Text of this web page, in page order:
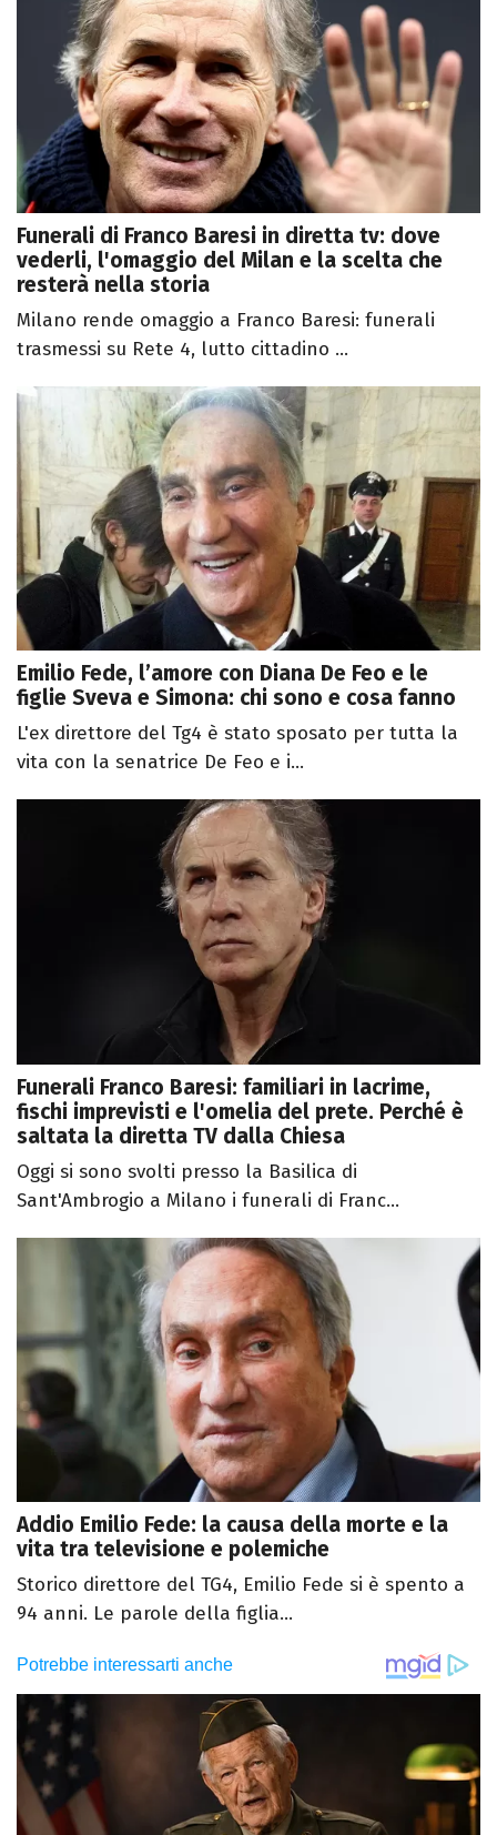
Funerali di Franco Baresi in diretta tv: dove
vederli, l'omaggio del Milan e la scelta che
resterà nella storia
Milano rende omaggio a Franco Baresi: funerali
trasmessi su Rete 4, lutto cittadino ...
Emilio Fede, l’amore con Diana De Feo e le
figlie Sveva e Simona: chi sono e cosa fanno
L'ex direttore del Tg4 è stato sposato per tutta la
vita con la senatrice De Feo e i...
Funerali Franco Baresi: familiari in lacrime,
fischi imprevisti e l'omelia del prete. Perché è
saltata la diretta TV dalla Chiesa
Oggi si sono svolti presso la Basilica di
Sant'Ambrogio a Milano i funerali di Franc...
Addio Emilio Fede: la causa della morte e la
vita tra televisione e polemiche
Storico direttore del TG4, Emilio Fede si è spento a
94 anni. Le parole della figlia...